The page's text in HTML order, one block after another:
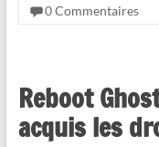
0 Commentaires
Reboot
acquis les